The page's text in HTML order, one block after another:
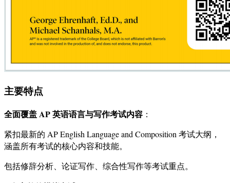
主要特点
全面覆盖 AP 英语语言与写作考试内容 ：
紧扣最新的 AP English Language and Composition 考试大纲，
涵盖所有考试的核心内容和技能。
包括修辞分析、论证写作、综合性写作等考试重点。